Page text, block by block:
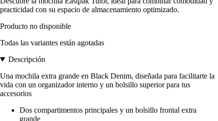
practicidad con su espacio de almacenamiento optimizado.
Producto no disponible
Todas las variantes están agotadas
Descripción
Una mochila extra grande en Black Denim, diseñada para facilitarte la
vida con un organizador interno y un bolsillo superior para tus
accesorios
Dos compartimentos principales y un bolsillo frontal extra
grande